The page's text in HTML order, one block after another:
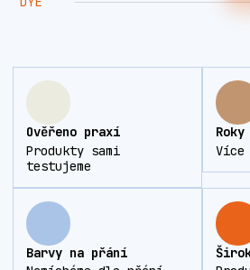
Ověřeno praxí
Produkty sami
testujeme
Barvy na přání